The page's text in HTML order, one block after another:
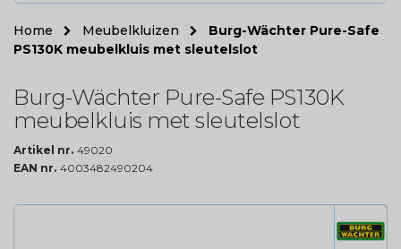
Home Meubelkluizen
Burg-Wächter Pure-Safe
PS130K meubelkluis met sleutelslot
Burg-Wächter Pure-Safe PS130K
meubelkluis met sleutelslot
Artikel nr. 49020
EAN nr. 4003482490204